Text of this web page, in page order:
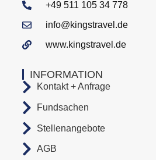
INFORMATION
Kontakt + Anfrage
Fundsachen
Stellenangebote
AGB
+49 511 105 34 778
info@kingstravel.de
www.kingstravel.de